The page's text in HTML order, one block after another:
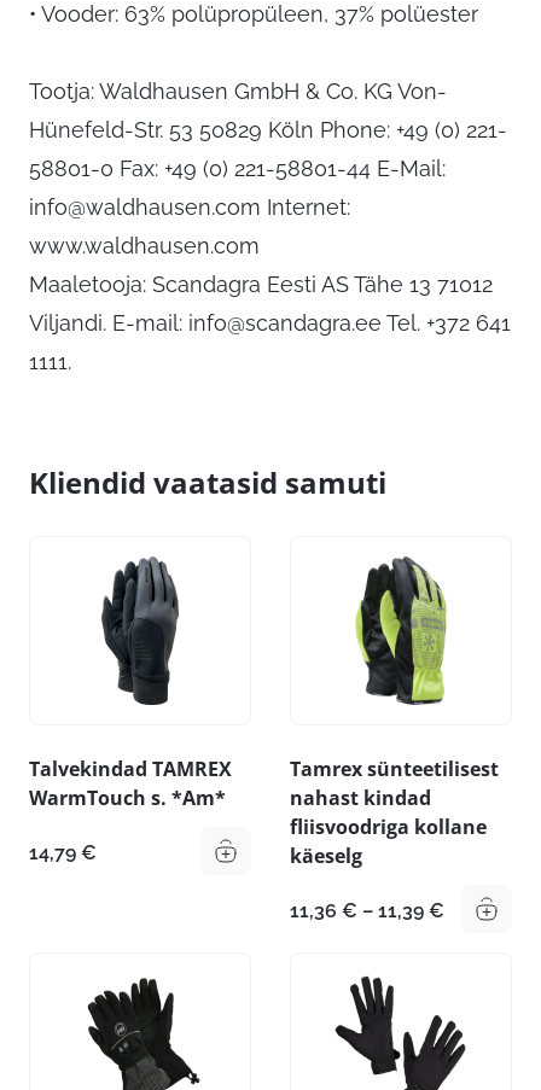
• Vooder: 63% polüpropüleen, 37% polüester
Tootja: Waldhausen GmbH & Co. KG Von-
Hünefeld-Str. 53 50829 Köln Phone: +49 (0) 221-
58801-0 Fax: +49 (0) 221-58801-44 E-Mail:
info@waldhausen.com Internet:
www.waldhausen.com
Maaletooja: Scandagra Eesti AS Tähe 13 71012
Viljandi. E-mail: info@scandagra.ee Tel. +372 641
1111.
Kliendid vaatasid samuti
Talvekindad TAMREX
WarmTouch s. *Am*
14,79 €
Tamrex sünteetilisest
nahast kindad
fliisvoodriga kollane
käeselg
11,36 € – 11,39 €